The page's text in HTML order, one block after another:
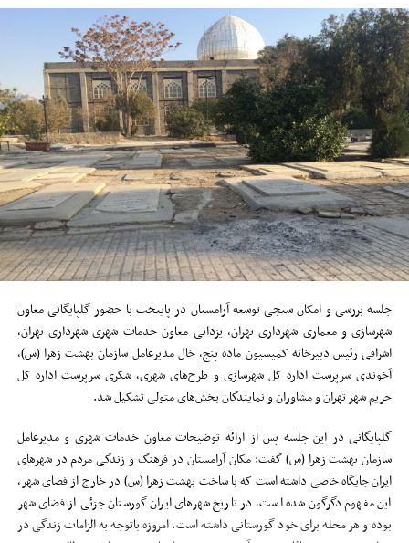
جلسه بررسی و امکان سنجی توسعه آرامستان در پایتخت با حضور گلپایگانی معاون
شهرسازی و معماری شهرداری تهران، یزدانی معاون خدمات شهری شهرداری تهران،
اشراقی رئیس دبیرخانه کمیسیون ماده پنج، خال مدیرعامل سازمان بهشت زهرا (س)،
آخوندی سرپرست اداره کل شهرسازی و طرح‌های شهری، شکری سرپرست اداره کل
حریم شهر تهران و مشاوران و نمایندگان بخش‌های متولی تشکیل شد.
گلپایگانی در این جلسه پس از ارائه توضیحات معاون خدمات شهری و مدیرعامل
سازمان بهشت زهرا (س) گفت: مکان آرامستان در فرهنگ و زندگی مردم در شهرهای
ایران جایگاه خاصی داشته است که با ساخت بهشت زهرا (س) در خارج از فضای شهر،
این مفهوم دگرگون شده است، در تاریخ شهرهای ایران گورستان جزئی از فضای شهر
بوده و هر محله برای خود گورستانی داشته است. امروزه باتوجه به الزامات زندگی در